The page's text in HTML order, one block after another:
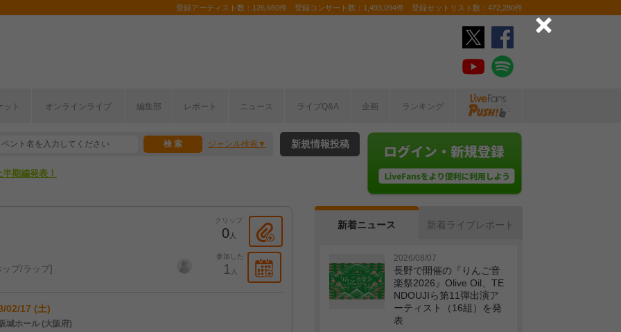
登録アーティスト数：126,660件 登録コンサート数：1,493,094件 登録セットリスト数：472,280件
ット オンラインライブ 編集部 レポート ニュース ライブQ&A 企画 ランキング
ジャンル検索
こから！
期編発表！
新規情報投稿
クリップ
0人
参加した
1 人
プ/ラップ
02/17 (土)
城ホール (大阪府)
新着ニュース 新着ライブレポート
2026/08/07
長野で開催の『りんご音
楽祭2026』Olive Oil、TE
NDOUJIら第11弾出演ア
ーティスト（16組）を発
表